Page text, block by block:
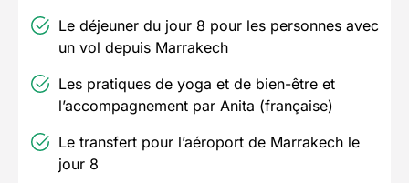
Le déjeuner du jour 8 pour les personnes avec
un vol depuis Marrakech
Les pratiques de yoga et de bien-être et
l’accompagnement par Anita (française)
Le transfert pour l’aéroport de Marrakech le
jour 8